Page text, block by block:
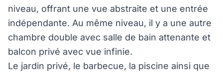
niveau, offrant une vue abstraite et une entrée
indépendante. Au même niveau, il y a une autre
chambre double avec salle de bain attenante et
balcon privé avec vue infinie.
Le jardin privé, le barbecue, la piscine ainsi que